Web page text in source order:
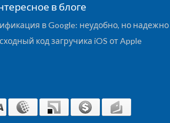
в блоге
в Google: неудобно, но надежно
код загручика iOS от Apple